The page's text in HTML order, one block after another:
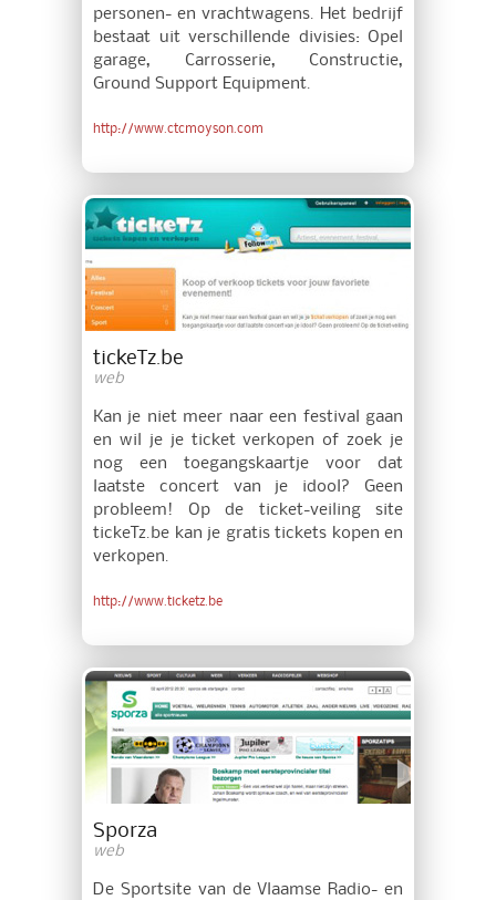
personen- en vrachtwagens. Het bedrijf
bestaat uit verschillende divisies: Opel
garage, Carrosserie, Constructie,
Ground Support Equipment.
http://www.ctcmoyson.com
tickeTz.be
web
Kan je niet meer naar een festival gaan
en wil je je ticket verkopen of zoek je
nog een toegangskaartje voor dat
laatste concert van je idool? Geen
probleem! Op de ticket-veiling site
tickeTz.be kan je gratis tickets kopen en
verkopen.
http://www.ticketz.be
Sporza
web
De Sportsite van de Vlaamse Radio- en